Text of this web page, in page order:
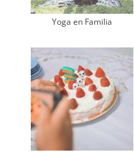
Yoga en Familia